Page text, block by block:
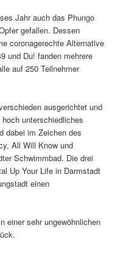
Jahr auch das Phungo
gefallen. Dessen
coronagerechte Alternative
und Du! fanden mehrere
auf 250 Teilnehmer
ausgerichtet und
unterschiedliches
dabei im Zeichen des
All Will Know und
Schwimmbad. Die drei
Up Your Life in Darmstadt
einen
einer sehr ungewöhnlichen